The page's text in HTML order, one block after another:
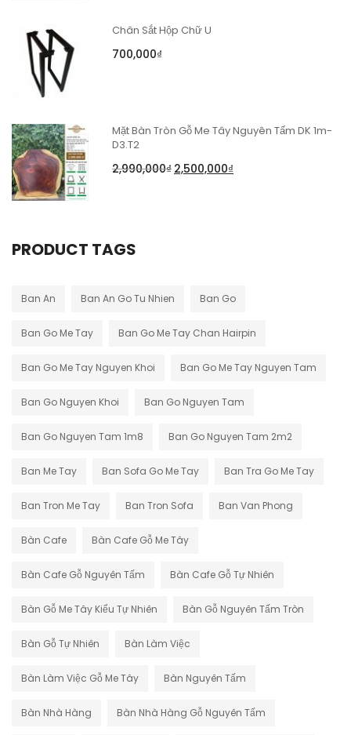
Chân Sắt Hộp Chữ U
700,000₫
Mặt Bàn Tròn Gỗ Me Tây Nguyên Tấm DK 1m-
D3.T2
2,990,000₫ 2,500,000₫
PRODUCT TAGS
Ban An Ban An Go Tu Nhien Ban Go
Ban Go Me Tay Ban Go Me Tay Chan Hairpin
Ban Go Me Tay Nguyen Khoi Ban Go Me Tay Nguyen Tam
Ban Go Nguyen Khoi Ban Go Nguyen Tam
Ban Go Nguyen Tam 1m8 Ban Go Nguyen Tam 2m2
Ban Me Tay Ban Sofa Go Me Tay Ban Tra Go Me Tay
Ban Tron Me Tay Ban Tron Sofa Ban Van Phong
Bàn Cafe Bàn Cafe Gỗ Me Tây
Bàn Cafe Gỗ Nguyên Tấm Bàn Cafe Gỗ Tự Nhiên
Bàn Gỗ Me Tây Kiểu Tự Nhiên Bàn Gỗ Nguyên Tấm Tròn
Bàn Gỗ Tự Nhiên Bàn Làm Việc
Bàn Làm Việc Gỗ Me Tây Bàn Nguyên Tấm
Bàn Nhà Hàng Bàn Nhà Hàng Gỗ Nguyên Tấm